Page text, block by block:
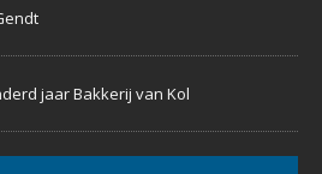
jaar Bakkerij van Kol